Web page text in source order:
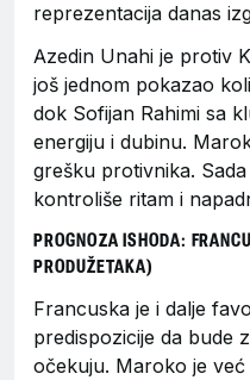
reprezentacija danas
Azedin Unahi je protiv
još jednom pokazao
dok Sofijan Rahimi sa
energiju i dubinu.
grešku protivnika.
kontroliše ritam i
PROGNOZA ISHODA:
PRODUŽETAKA)
Francuska je i dalje
predispozicije da bude
očekuju. Maroko je